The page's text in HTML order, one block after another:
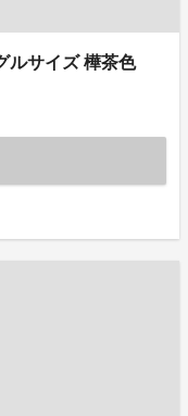
ルサイズ 樺茶色